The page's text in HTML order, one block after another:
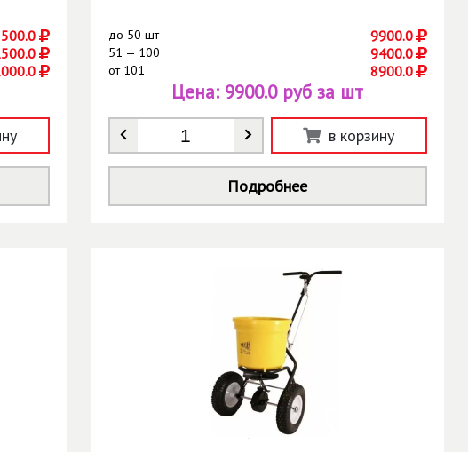
до 50 шт 9900.0
51 — 100 9400.0
от101 8900.0
Количество *
Цена: 9900.0 руб за шт
в корзину
Подробнее